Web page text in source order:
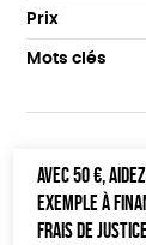
OUTILS
TRACTS
CARTES
BROCHURES
Par défaut
Popularité
Prix : du - cher
Prix
Tous
50 € - 100 €
150 € - 200 €
Plus de 200€
Mots clés
AVEC 50 €,
EXEMPLE À
FRAIS DE